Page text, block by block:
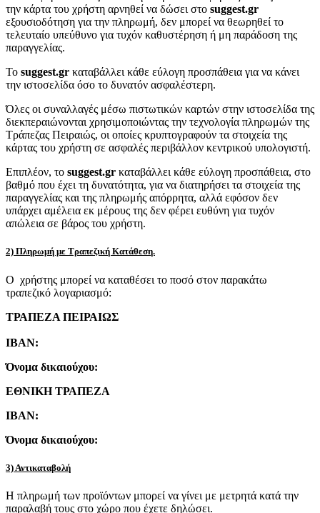
την κάρτα του χρήστη αρνηθεί να δώσει στο suggest.gr
εξουσιοδότηση για την πληρωμή, δεν μπορεί να θεωρηθεί το
τελευταίο υπεύθυνο για τυχόν καθυστέρηση ή μη παράδοση της
παραγγελίας.
Το suggest.gr καταβάλλει κάθε εύλογη προσπάθεια για να κάνει
την ιστοσελίδα όσο το δυνατόν ασφαλέστερη.
Όλες οι συναλλαγές μέσω πιστωτικών καρτών στην ιστοσελίδα της
διεκπεραιώνονται χρησιμοποιώντας την τεχνολογία πληρωμών της
Τράπεζας Πειραιώς, οι οποίες κρυπτογραφούν τα στοιχεία της
κάρτας του χρήστη σε ασφαλές περιβάλλον κεντρικού υπολογιστή.
Επιπλέον, το suggest.gr καταβάλλει κάθε εύλογη προσπάθεια, στο
βαθμό που έχει τη δυνατότητα, για να διατηρήσει τα στοιχεία της
παραγγελίας και της πληρωμής απόρρητα, αλλά εφόσον δεν
υπάρχει αμέλεια εκ μέρους της δεν φέρει ευθύνη για τυχόν
απώλεια σε βάρος του χρήστη.
2) Πληρωμή με Τραπεζική Κατάθεση.
Ο χρήστης μπορεί να καταθέσει το ποσό στον παρακάτω
τραπεζικό λογαριασμό:
ΤΡΑΠΕΖΑ ΠΕΙΡΑΙΩΣ
IBAN:
Όνομα δικαιούχου:
ΕΘΝΙΚΗ ΤΡΑΠΕΖΑ
IBAN:
Όνομα δικαιούχου:
3) Αντικαταβολή
Η πληρωμή των προϊόντων μπορεί να γίνει με μετρητά κατά την
παραλαβή τους στο χώρο που έχετε δηλώσει.